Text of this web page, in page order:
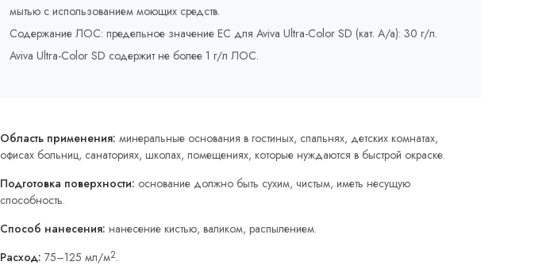
мытью с использованием моющих средств.
Содержание ЛОС: предельное значение ЕС для Aviva Ultra-Color SD (кат. A/a): 30 г/л.
Aviva Ultra-Color SD содержит не более 1 г/л ЛОС.
Область применения: минеральные основания в гостиных, спальнях, детских комнатах,
офисах больниц, санаториях, школах, помещениях, которые нуждаются в быстрой окраске.
Подготовка поверхности: основание должно быть сухим, чистым, иметь несущую
способность.
Способ нанесения: нанесение кистью, валиком, распылением.
Расход: 75–125 мл/м2.